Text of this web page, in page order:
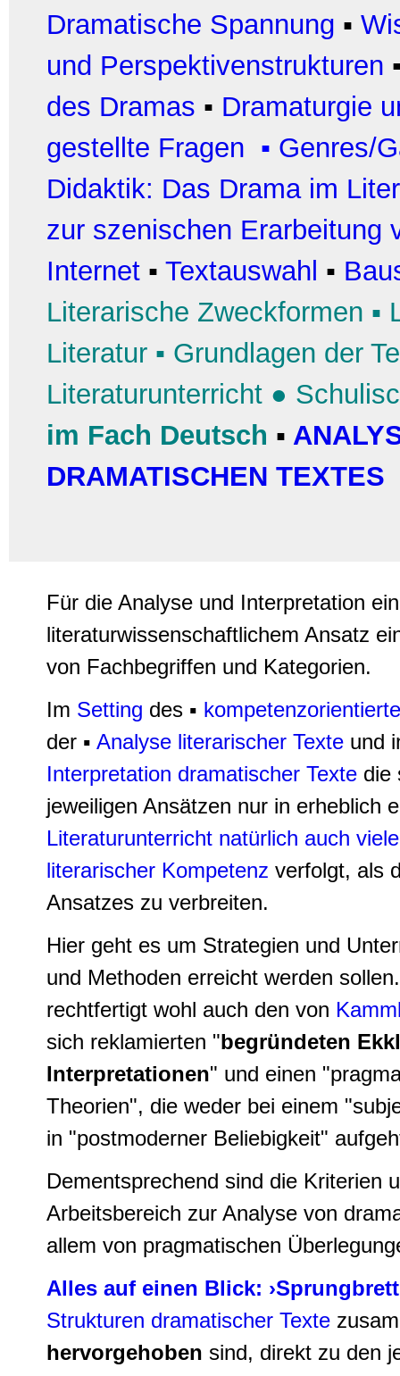
Dramatische Spannung ▪
und Perspektivenstrukturen
des Dramas ▪ Dramaturgie
gestellte Fragen ▪ Genres/
Didaktik: Das Drama im
zur szenischen Erarbeitung
Internet ▪ Textauswahl ▪
Literarische Zweckformen ▪
Literatur ▪ Grundlagen der
Literaturunterricht ●
im Fach Deutsch ▪
DRAMATISCHEN TEXTES
Für die Analyse und Interpretation
literaturwissenschaftlichem Ansatz
von Fachbegriffen und Kategorien.
Im Setting des ▪
der ▪ Analyse literarischer Texte und
Interpretation dramatischer Texte die
jeweiligen Ansätzen nur in erheblich
Literaturunterricht natürlich auch
literarischer Kompetenz verfolgt, als
Ansatzes zu verbreiten.
Hier geht es um Strategien und
und Methoden erreicht werden
rechtfertigt wohl auch den von
sich reklamierten "begründeten
Interpretationen" und einen
Theorien", die weder bei einem
in "postmoderner Beliebigkeit"
Dementsprechend sind die Kriterien
Arbeitsbereich zur Analyse von
allem von pragmatischen
Alles auf einen Blick:
Strukturen dramatischer Texte
hervorgehoben sind, direkt zu den